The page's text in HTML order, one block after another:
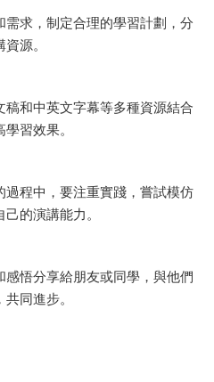
需求，制定合理的學習計劃，分
源。
稿和中英文字幕等多種資源結合
習效果。
過程中，要注重實踐，嘗試模仿
的演講能力。
感悟分享給朋友或同學，與他們
同進步。